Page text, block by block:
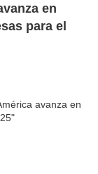
en
para el